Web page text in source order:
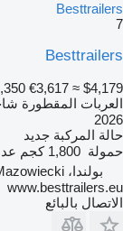
Besttrailers
7
Besttrailers
€3,617 ≈ $4,179
العربات المقطورة
2026
حالة المركبة جديد
حمولة 1,800 كجم
بولندا، Tomaszów Mazowiecki
www.besttrailers.eu
الاتصال بالبائع